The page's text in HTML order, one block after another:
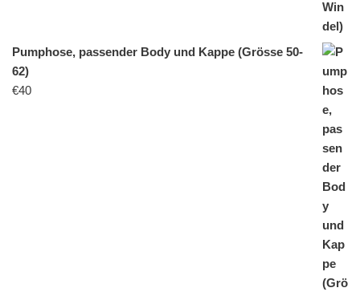
Pumphose, passender Body und Kappe (Grösse 50-
62)
€40